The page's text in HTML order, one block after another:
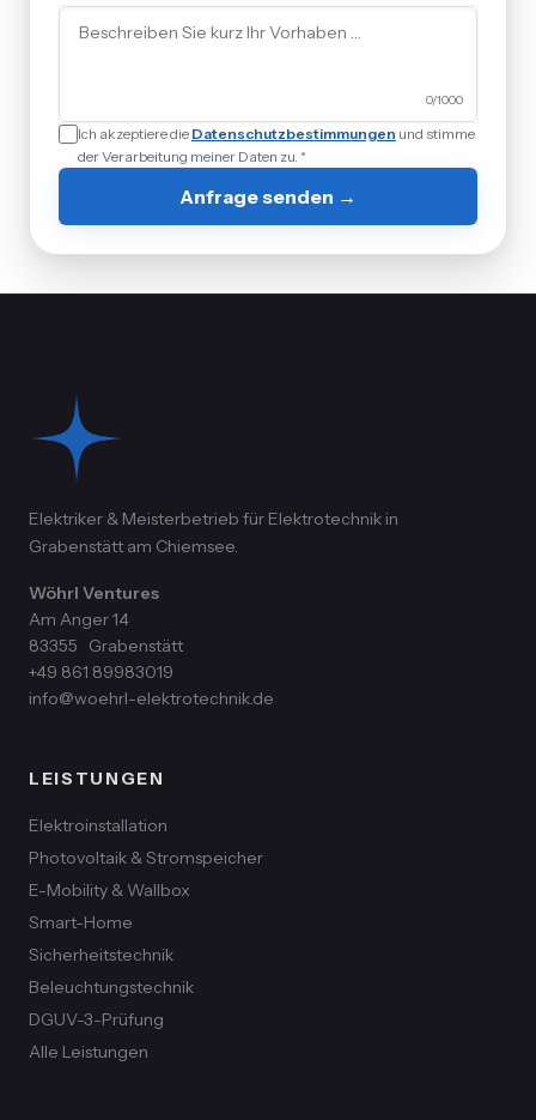
0/1000
Ich akzeptiere die Datenschutzbestimmungen und stimme
der Verarbeitung meiner Daten zu. *
Anfrage senden →
Elektriker & Meisterbetrieb für Elektrotechnik in
Grabenstätt am Chiemsee.
Wöhrl Ventures
Am Anger 14
83355
Grabenstätt
+49 861 89983019
info@woehrl-elektrotechnik.de
LEISTUNGEN
Elektroinstallation
Photovoltaik & Stromspeicher
E-Mobility & Wallbox
Smart-Home
Sicherheitstechnik
Beleuchtungstechnik
DGUV-3-Prüfung
Alle Leistungen